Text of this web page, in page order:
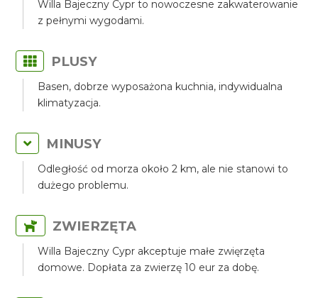
Willa Bajeczny Cypr to nowoczesne zakwaterowanie
z pełnymi wygodami.
PLUSY
Basen, dobrze wyposażona kuchnia, indywidualna
klimatyzacja.
MINUSY
Odległość od morza około 2 km, ale nie stanowi to
dużego problemu.
ZWIERZĘTA
Willa Bajeczny Cypr akceptuje małe zwięrzęta
domowe. Dopłata za zwierzę 10 eur za dobę.